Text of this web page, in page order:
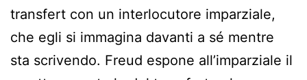
transfert con un interlocutore imparziale,
che egli si immagina davanti a sé mentre
sta scrivendo. Freud espone all’imparziale il